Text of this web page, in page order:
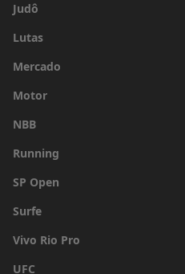
Judô
Lutas
Mercado
Motor
NBB
Running
SP Open
Surfe
Vivo Rio Pro
UFC